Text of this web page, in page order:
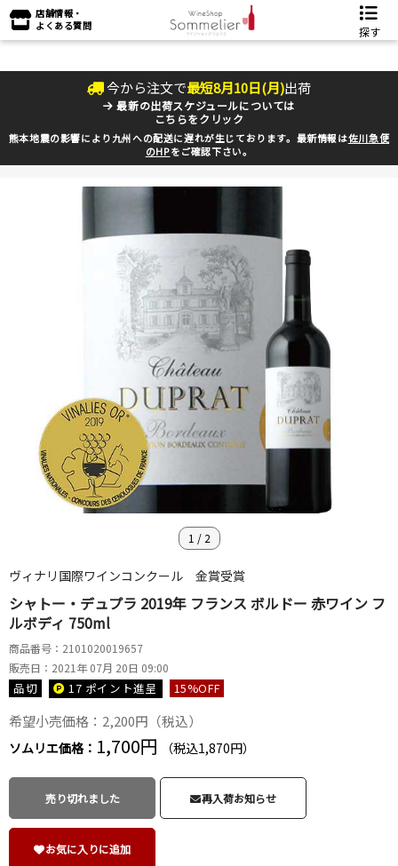
店舗情報・
よくある質問
探す
今から注文で最短8月10日(月)出荷
最新の出荷スケジュールについては
こちらをクリック
熊本地震の影響により九州への配送に遅れが生じております。最新情報は佐川急便
のHPをご確認下さい。
1 / 2
ヴィナリ国際ワインコンクール 金賞受賞
シャトー・デュプラ 2019年 フランス ボルドー 赤ワイン フ
ルボディ 750ml
商品番号：2101020019657
販売日：2021年 07月 20日 09:00
品切 17 ポイント進呈 15%OFF
希望小売価格：2,200円（税込）
ソムリエ価格： 1,700円 （税込1,870円）
売り切れました 再入荷お知らせ
お気に入りに追加